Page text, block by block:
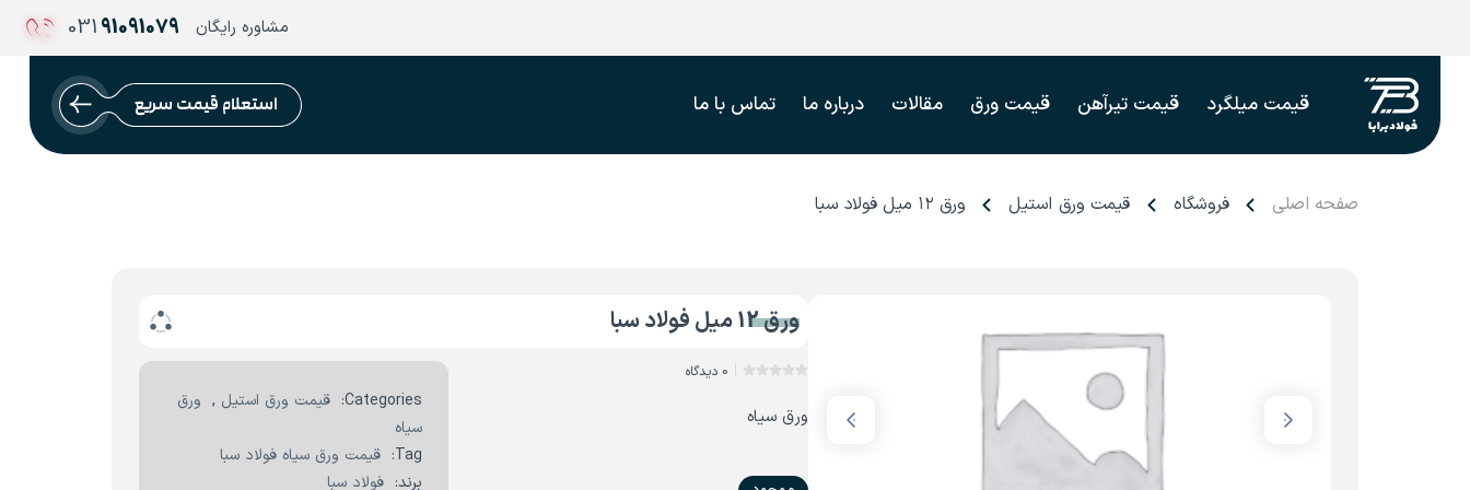
مشاوره رایگان 91091079
031
قیمت میلگرد قیمت تیرآهن قیمت ورق مقالات درباره ما تماس با ما استعلام قیمت سریع
صفحه اصلی فروشگاه قیمت ورق استیل ورق ۱۲ میل فولاد سبا
ورق 12 میل فولاد سبا
0 دیدگاه
ورق سیاه
Categories: قیمت ورق استیل , ورق
سیاه
Tag:
قیمت ورق سیاه فولاد سبا
برند: فولاد سبا